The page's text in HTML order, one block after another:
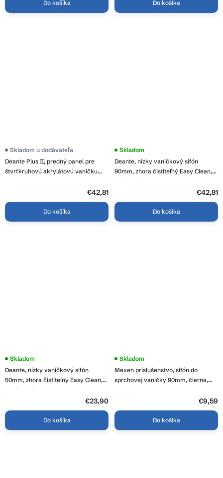
Do košíka Do košíka
Deante Plus II, predný panel pre
štvrťkruhovú akrylátovú vaničku
Skladom u dodávateľa
€42,81
Do košíka
Deante, nízky vaničkový sifón
90mm, zhora čistiteľný Easy Clean,
chrómová, NHC_029C
Priemerné
produktu
je
Skladom
€42,81
Do košíka
Deante, nízky vaničkový sifón
50mm, zhora čistiteľný Easy Clean,
chrómová, NHC_025C
Skladom
€23,90
Do košíka
Mexen príslušenstvo, sifón do
sprchovej vaničky 90mm, čierna,
Skladom
€9,59
Do košíka